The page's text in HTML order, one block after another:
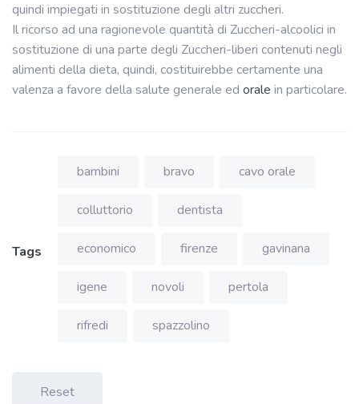
quindi impiegati in sostituzione degli altri zuccheri.
Il ricorso ad una ragionevole quantità di Zuccheri-alcoolici in
sostituzione di una parte degli Zuccheri-liberi contenuti negli
alimenti della dieta, quindi, costituirebbe certamente una
valenza a favore della salute generale ed orale in particolare.
Tags
bambini bravo cavo orale
colluttorio dentista
economico firenze gavinana
igene novoli pertola
rifredi spazzolino
Reset